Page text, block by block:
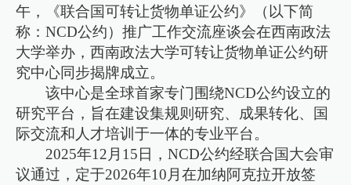
午，《联合国可转让货物单证公约》（以下简
称：NCD公约）推广工作交流座谈会在西南政法
大学举办，西南政法大学可转让货物单证公约研
究中心同步揭牌成立。
该中心是全球首家专门围绕NCD公约设立的
研究平台，旨在建设集规则研究、成果转化、国
际交流和人才培训于一体的专业平台。
2025年12月15日，NCD公约经联合国大会审
议通过，定于2026年10月在加纳阿克拉开放签